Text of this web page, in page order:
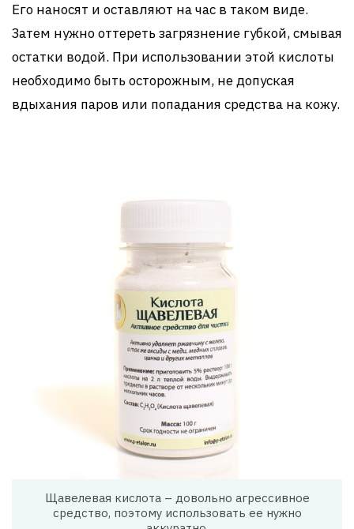
Его наносят и оставляют на час в таком виде.
Затем нужно оттереть загрязнение губкой, смывая
остатки водой. При использовании этой кислоты
необходимо быть осторожным, не допуская
вдыхания паров или попадания средства на кожу.
Щавелевая кислота – довольно агрессивное
средство, поэтому использовать ее нужно